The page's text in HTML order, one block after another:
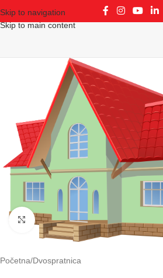
Skip to navigation
Skip to main content
Klikni za uvećavanje
Početna/Dvospratnica